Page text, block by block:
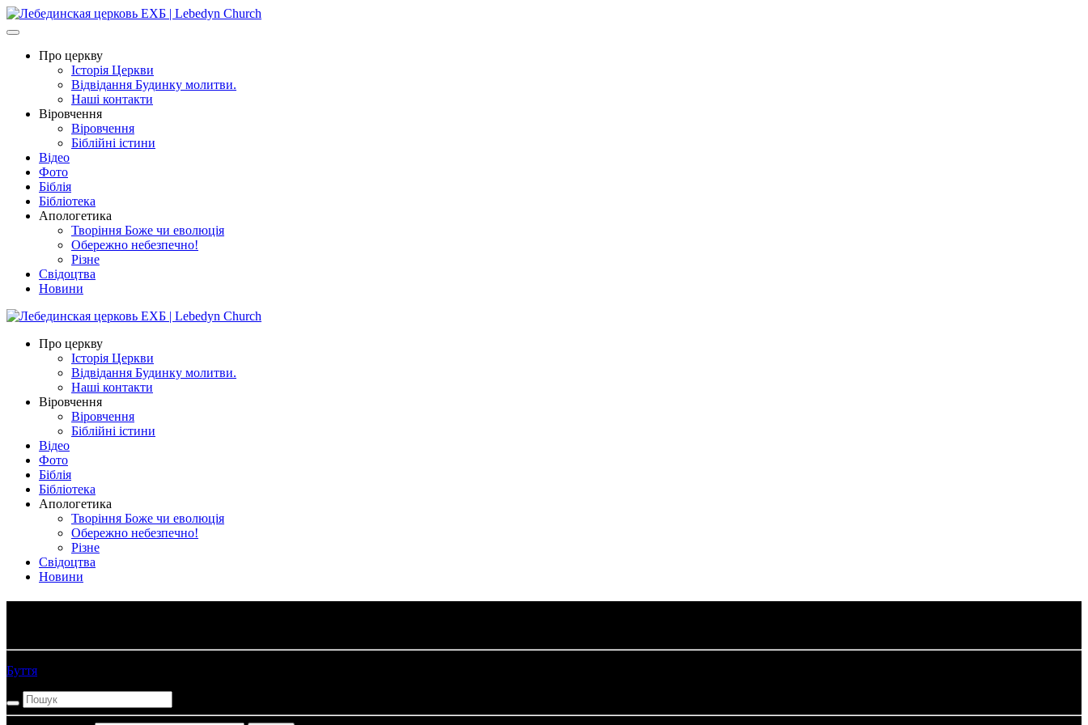
Про церкву
Історія Церкви
Відвідання Будинку молитви.
Наші контакти
Віровчення
Віровчення
Біблійні істини
Відео
Фото
Біблія
Бібліотека
Апологетика
Творіння Боже чи еволюція
Обережно небезпечно!
Різне
Свідоцтва
Новини
Про церкву
Історія Церкви
Відвідання Будинку молитви.
Наші контакти
Віровчення
Віровчення
Біблійні істини
Відео
Фото
Біблія
Бібліотека
Апологетика
Творіння Боже чи еволюція
Обережно небезпечно!
Різне
Свідоцтва
Новини
Буття